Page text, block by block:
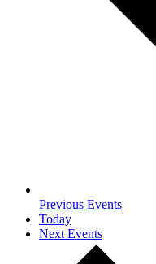
Previous Events
Today
Next Events